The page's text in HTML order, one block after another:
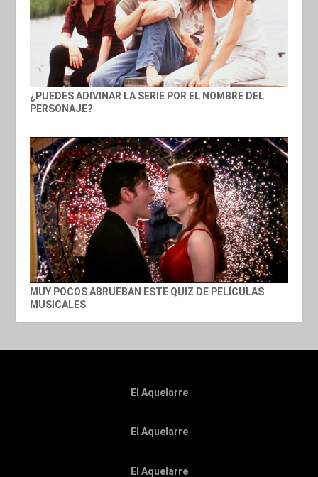
¿PUEDES ADIVINAR LA SERIE POR EL NOMBRE DEL
PERSONAJE?
MUY POCOS ABRUEBAN ESTE QUIZ DE PELÍCULAS
MUSICALES
El Aquelarre
El Aquelarre
El Aquelarre